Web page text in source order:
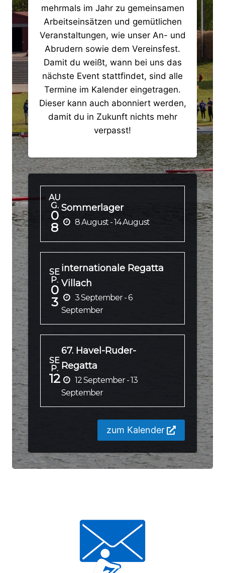
mehrmals im Jahr zu gemeinsamen
Arbeitseinsätzen und gemütlichen
Veranstaltungen, wie unser An- und
Abrudern sowie dem Vereinsfest.
Damit du weißt, wann bei uns das
nächste Event stattfindet, sind alle
Termine im Kalender eingetragen.
Dieser kann auch abonniert werden,
damit du in Zukunft nichts mehr
verpasst!
AU
G.
0
8
Sommerlager
8 August - 14 August
SE
P.
0
3
internationale Regatta
Villach
3 September - 6
September
SE
P.
12
67. Havel-Ruder-
Regatta
12 September - 13
September
zum Kalender